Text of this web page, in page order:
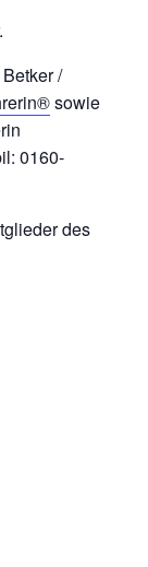
/
sowie
0160-
des